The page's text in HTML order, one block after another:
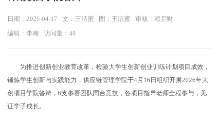
日期：2026-04-17 文：王洁蜜 图：王洁蜜 审核：赖启财
编辑：李梅 访问量： 48
为推进创新创业教育改革，检验大学生创新创业训练计划项目成效，
锤炼学生创新与实践能力，供应链管理学院于4月16日组织开展2026年大
创项目学院答辩，6支参赛团队同台竞技，各项目指导老师全程参与，见
证学子成长。